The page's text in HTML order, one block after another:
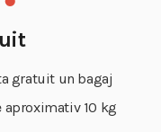
gratuit un bagaj
aproximativ 10 kg